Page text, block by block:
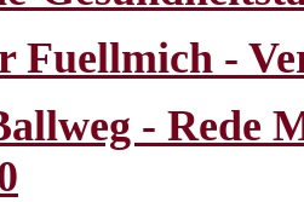
Fuellmich -
- Rede